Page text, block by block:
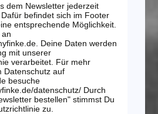
dem Newsletter jederzeit
befindet sich im Footer
entsprechende Möglichkeit.
Deine Daten werden
mit unserer
verarbeitet. Für mehr
Datenschutz auf
besuche
datenschutz/ Durch
bestellen" stimmst Du
zu.